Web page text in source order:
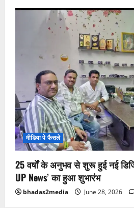
मीडिया पे फैसले
25 वर्षों के अनुभव से शुरू हुई नई
UP News’ का हुआ शुभारंभ
bhadas2media June 28, 2026